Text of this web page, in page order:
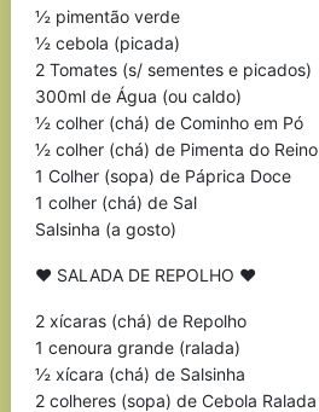
½ pimentão verde
½ cebola (picada)
2 Tomates (s/ sementes e picados)
300ml de Água (ou caldo)
½ colher (chá) de Cominho em Pó
½ colher (chá) de Pimenta do Reino
1 Colher (sopa) de Páprica Doce
1 colher (chá) de Sal
Salsinha (a gosto)
♥ SALADA DE REPOLHO ♥
2 xícaras (chá) de Repolho
1 cenoura grande (ralada)
½ xícara (chá) de Salsinha
2 colheres (sopa) de Cebola Ralada